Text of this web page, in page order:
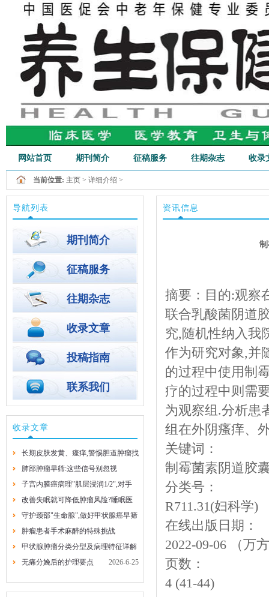
网站首页 期刊简介
行业新闻
征稿服务 往期杂志 收录
当前位置: 主页 > 详细介绍 >
导航列表
期刊简介
征稿服务
往期杂志
收录文章
投稿指南
联系我们
收录文章
长期皮肤发黄、瘙痒,警惕胆道肿瘤找
上门
2026-8-4
肺部肿瘤早筛:这些信号别忽视
2026-8-4
子宫内膜癌病理"肌层浸润1/2",对手
术方案有啥影响?
2026-7-29
改善失眠就可降低肿瘤风险?睡眠医
学专家的实用建议
2026-7-29
守护颈部"生命腺",做好甲状腺癌早筛
早防
2026-7-29
肿瘤患者手术麻醉的特殊挑战
2026-7-29
甲状腺肿瘤分类分型及病理特征详解
2026-6-25
无痛分娩后的护理要点 2026-6-25
资讯信息
摘要：目的:观察
联合乳酸菌阴道
究,随机性纳入我
作为研究对象,并
的过程中使用制
疗的过程中则需
为观察组.分析患
组在外阴瘙痒、
关键词：
制霉菌素阴道胶
分类号：
R711.31(妇科学)
在线出版日期：
2022-09-06 （万
页数：
4 (41-44)